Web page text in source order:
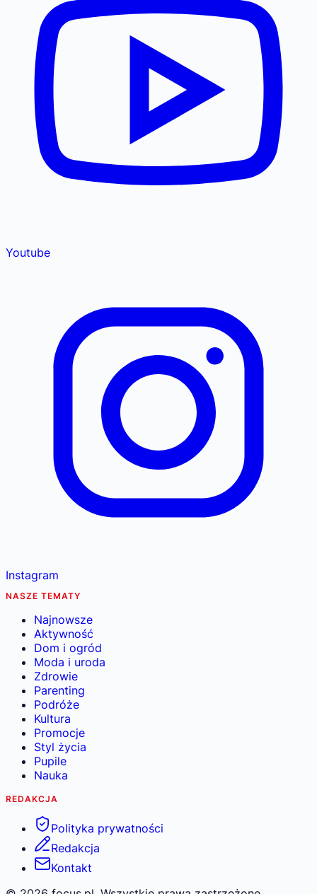
Youtube
Instagram
NASZE TEMATY
Najnowsze
Aktywność
Dom i ogród
Moda i uroda
Zdrowie
Parenting
Podróże
Kultura
Promocje
Styl życia
Pupile
Nauka
REDAKCJA
Polityka prywatności
Redakcja
Kontakt